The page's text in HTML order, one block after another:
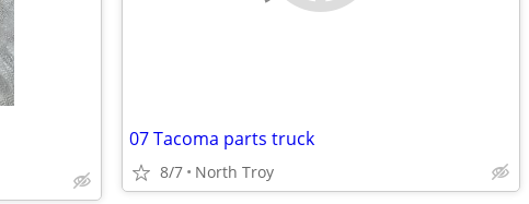
07 Tacoma parts truck
8/7 North Troy